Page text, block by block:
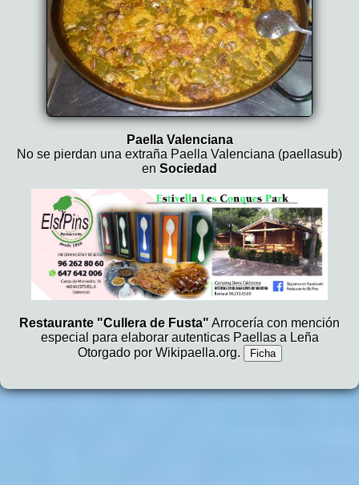
Paella Valenciana
No se pierdan una extraña Paella Valenciana (paellasub)
en Sociedad
Restaurante "Cullera de Fusta" Arrocería con mención
especial para elaborar autenticas Paellas a Leña
Otorgado por Wikipaella.org.
Ficha